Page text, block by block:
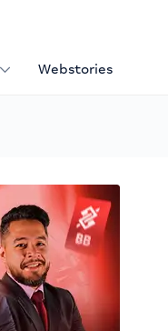
Webstories